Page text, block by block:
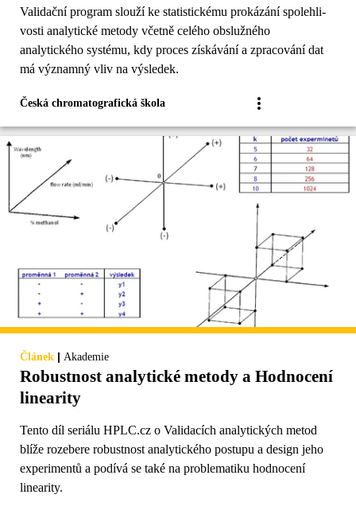
Validační program slouží ke statistickému prokázání spolehli­
vosti analytické metody včetně celého obslužného
analytického systému, kdy proces získávání a zpracování dat
má významný vliv na výsledek.
Česká chromatografická škola
Článek | Akademie
Robustnost analytické metody a Hodnocení
linearity
Tento díl seriálu HPLC.cz o Validacích analytických metod
blíže rozebere robustnost analytického postupu a design jeho
experimentů a podívá se také na problematiku hodnocení
linearity.